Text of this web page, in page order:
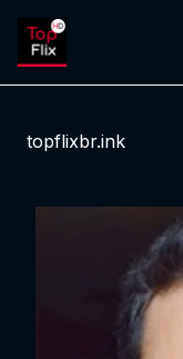
topflixbr.ink